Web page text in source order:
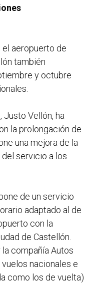
el aeropuerto de
también
y octubre
Justo Vellón, ha
la prolongación de
una mejora de la
servicio a los
de un servicio
adaptado al de
con la
de Castellón.
compañía Autos
nacionales e
como los de vuelta)